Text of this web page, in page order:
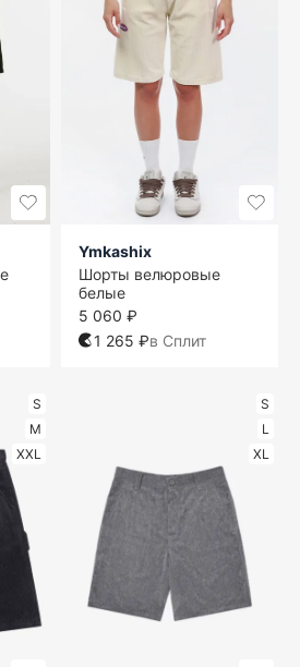
Ymkashix
Шорты велюровые
белые
5 060 ₽
1 265 ₽в Сплит
S
M
XXL
S
L
XL